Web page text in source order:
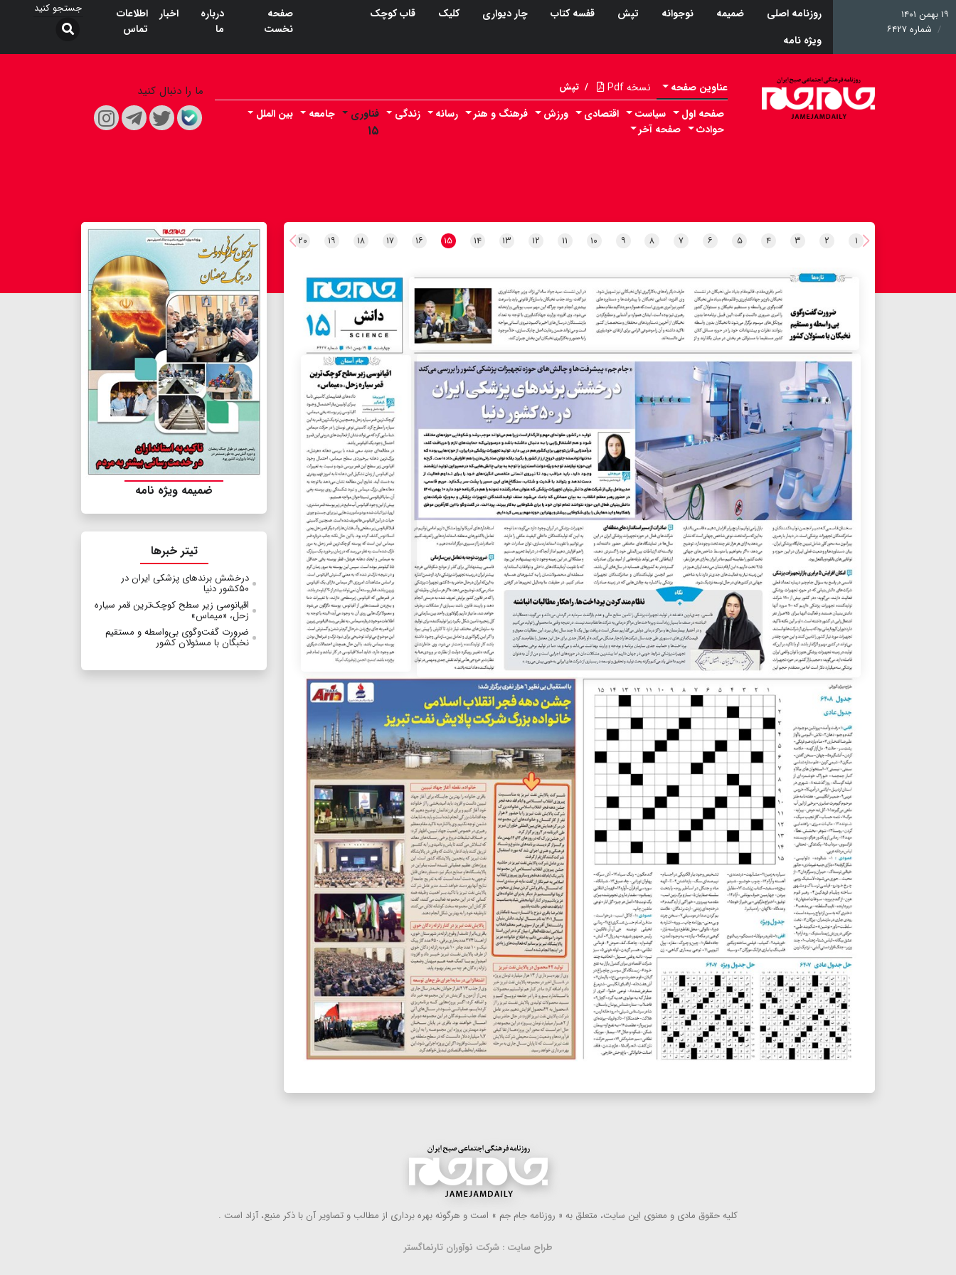
۱۹ بهمن ۱۴۰۱
شماره ۶۴۲۷
روزنامه اصلی ضمیمه نوجوانه تپش قفسه کتاب چار دیواری کلیک
قاب کوچک
ویژه نامه
صفحه
نخست
درباره
ما
اخبار
اطلاعات
تماس
عناوین صفحه نسخه Pdf / تپش
صفحه اول سیاست اقتصادی ورزش فرهنگ و هنر رسانه زندگی فناوری
۱۵
جامعه
بین الملل
حوادث
صفحه آخر
ما را دنبال کنید
۱ ۲ ۳ ۴ ۵ ۶ ۷ ۸ ۹ ۱۰ ۱۱ ۱۲ ۱۳ ۱۴ ۱۵ ۱۶ ۱۷ ۱۸ ۱۹ ۲۰
ضمیمه ویژه نامه
تیتر خبرها
درخشش برندهای پزشکی ایران در
۵۰کشور دنیا
اقیانوسی زیر سطح کوچک‌ترین قمر سیاره‌
زحل، «میماس»
ضرورت گفت‌وگوی بی‌واسطه و مستقیم
نخبگان با مسئولان کشور
كلیه حقوق مادی و معنوی این سایت، متعلق به « روزنامه جام جم » است و هرگونه بهره ‌برداری از مطالب و تصاویر آن با ذكر منبع، آزاد است .
طراح سایت : شرکت نوآوران تارنماگستر